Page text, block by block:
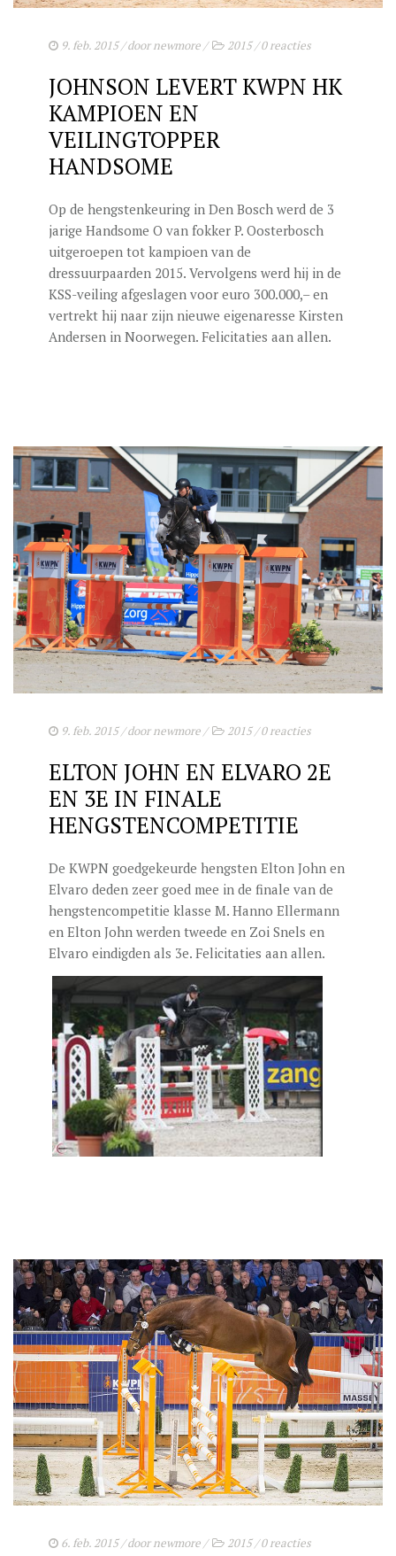
9. feb. 2015/ doornewmore/ 2015/0 reacties
JOHNSON LEVERT KWPN HK
KAMPIOEN EN
VEILINGTOPPER
HANDSOME
Op de hengstenkeuring in Den Bosch werd de 3
jarige Handsome O van fokker P. Oosterbosch
uitgeroepen tot kampioen van de
dressuurpaarden 2015. Vervolgens werd hij in de
KSS-veiling afgeslagen voor euro 300.000,– en
vertrekt hij naar zijn nieuwe eigenaresse Kirsten
Andersen in Noorwegen. Felicitaties aan allen.
9. feb. 2015/ doornewmore/ 2015/0 reacties
ELTON JOHN EN ELVARO 2E
EN 3E IN FINALE
HENGSTENCOMPETITIE
De KWPN goedgekeurde hengsten Elton John en
Elvaro deden zeer goed mee in de finale van de
hengstencompetitie klasse M. Hanno Ellermann
en Elton John werden tweede en Zoi Snels en
Elvaro eindigden als 3e. Felicitaties aan allen.
6. feb. 2015/ doornewmore/ 2015/0 reacties